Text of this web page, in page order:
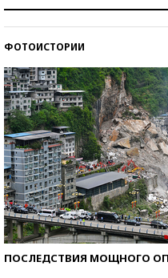
ФОТОИСТОРИИ
ПОСЛЕДСТВИЯ МОЩНОГО